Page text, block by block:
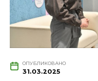
ОПУБЛИКОВАНО
31.03.2025